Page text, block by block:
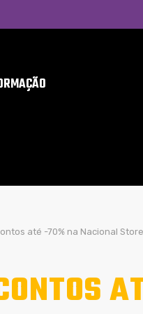
até -70% na Nacional Store